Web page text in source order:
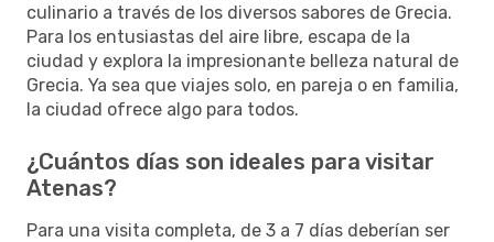
culinario a través de los diversos sabores de Grecia.
Para los entusiastas del aire libre, escapa de la
ciudad y explora la impresionante belleza natural de
Grecia. Ya sea que viajes solo, en pareja o en familia,
la ciudad ofrece algo para todos.
¿Cuántos días son ideales para visitar
Atenas?
Para una visita completa, de 3 a 7 días deberían ser